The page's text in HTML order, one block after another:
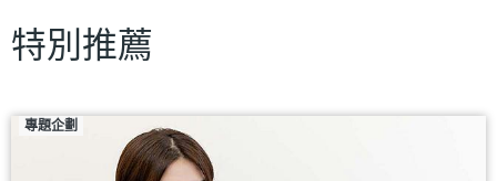
特別推薦
專題企劃